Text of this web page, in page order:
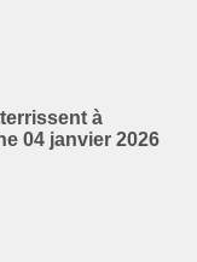
à
04 janvier 2026